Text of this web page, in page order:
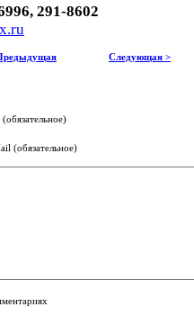
291-8602
Следующая >
(обязательное)